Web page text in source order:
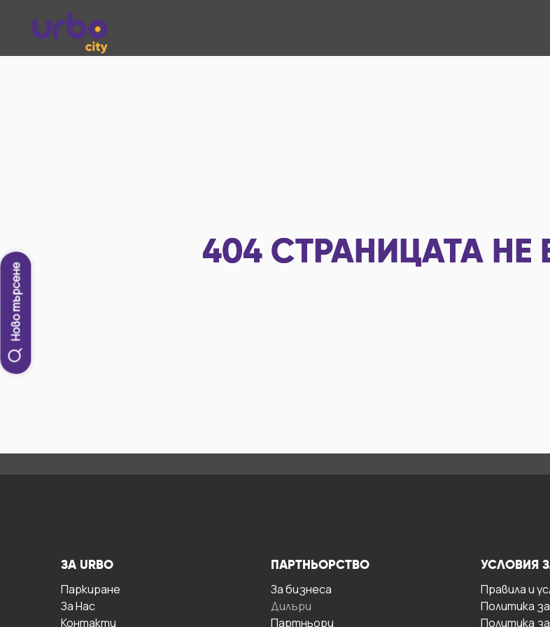
Ново търсене
404 СТРАНИЦАТА НЕ
ЗА URBO
Паркиране
За Hас
Контакти
ПАРТНЬОРСТВО
За бизнесa
Дилъри
Партньори
УСЛОВИЯ
Правила и
Политика
Политика